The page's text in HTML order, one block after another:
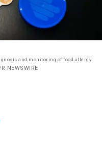
and monitoring of food allergy.
NEWSWIRE